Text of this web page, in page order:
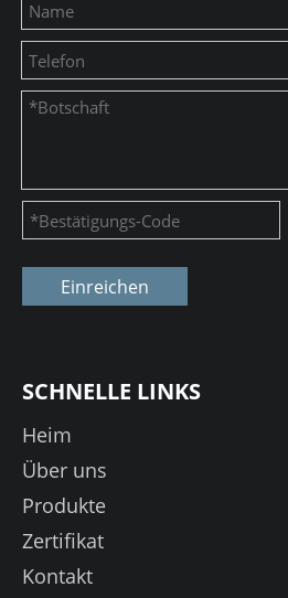
Einreichen
SCHNELLE LINKS
Heim
Über uns
Produkte
Zertifikat
Kontakt